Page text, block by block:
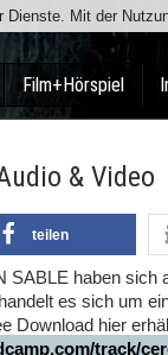
Film+Hörspiel
& Video
teilen
SABLE haben sich
es sich um
Download hier
track/
Mit der